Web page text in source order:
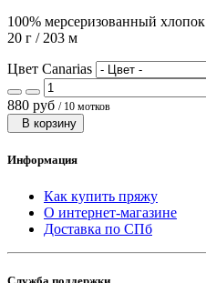
100% мерсеризованный хлопок
20 г / 203 м
Цвет Canarias
880 руб / 10 мотков
В корзину
Информация
Как купить пряжу
О интернет-магазине
Доставка по СПб